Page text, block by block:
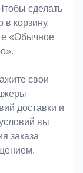
сделать
в корзину.
«Обычное
свои
доставки и
вы
заказа